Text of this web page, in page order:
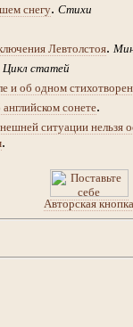
снегу. Стихи
Левтолстоя.
Цикл статей
и об одном
сонете.
ситуации нельзя
.
Авторская кнопка